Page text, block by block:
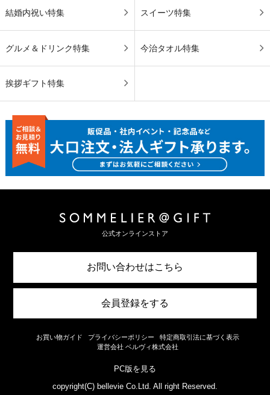
結婚内祝い特集 スイーツ特集
グルメ＆ドリンク特集 今治タオル特集
挨拶ギフト特集
公式オンラインストア
お問い合わせはこちら
会員登録をする
お買い物ガイド プライバシーポリシー
特定商取引法に基づく表示
運営会社 ベルヴィ株式会社
PC版を見る
copyright(C) bellevie Co.Ltd. All right Reserved.